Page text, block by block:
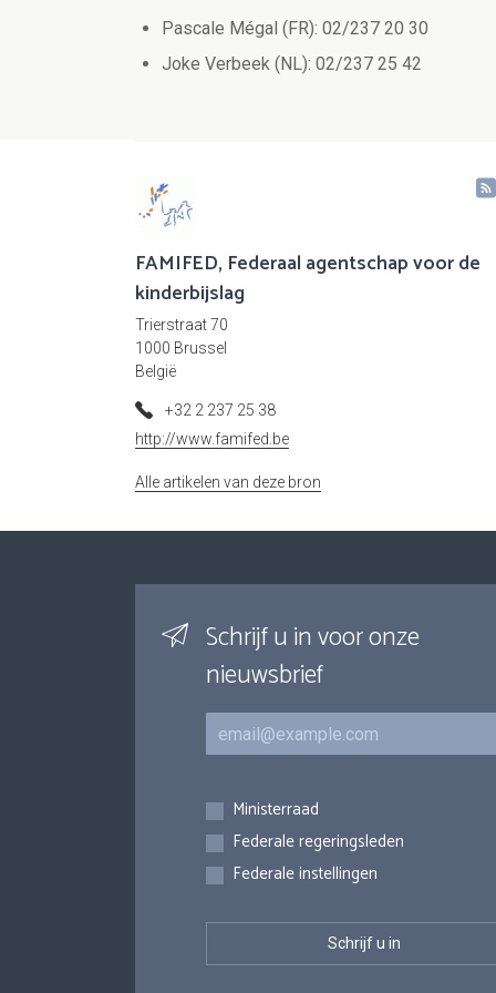
Pascale Mégal (FR): 02/237 20 30
Joke Verbeek (NL): 02/237 25 42
FAMIFED, Federaal agentschap voor de
kinderbijslag
Trierstraat 70
1000 Brussel
België
+32 2 237 25 38
http://www.famifed.be
Alle artikelen van deze bron
Schrijf u in voor onze
nieuwsbrief
E-mail
Inschrijvingen
Ministerraad
Federale regeringsleden
Federale instellingen